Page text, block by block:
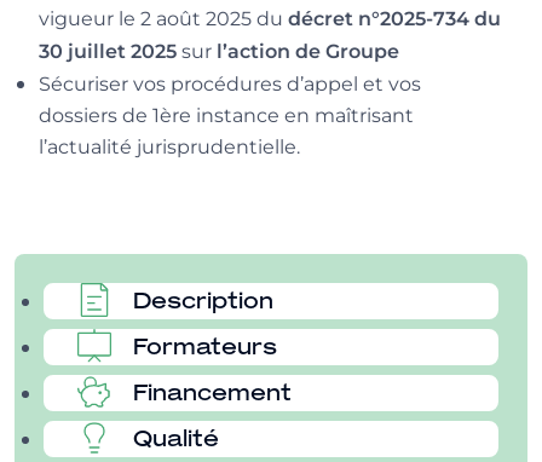
vigueur le 2 août 2025 du décret n°2025-734 du
30 juillet 2025 sur l’action de Groupe
Sécuriser vos procédures d’appel et vos
dossiers de 1ère instance en maîtrisant
l’actualité jurisprudentielle.
Description
Formateurs
Financement
Qualité